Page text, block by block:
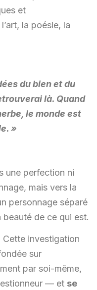
et
la poésie, la
du bien et du
là. Quand
le monde est
»
une perfection ni
mais vers la
personnage séparé
de ce qui est.
Cette investigation
sur
par soi-même,
— et se